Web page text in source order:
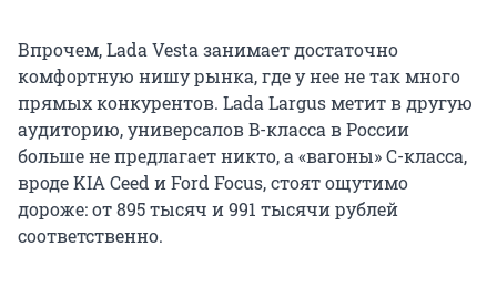
Впрочем, Lada Vesta занимает достаточно
комфортную нишу рынка, где у нее не так много
прямых конкурентов. Lada Largus метит в другую
аудиторию, универсалов B-класса в России
больше не предлагает никто, а «вагоны» С-класса,
вроде KIA Ceed и Ford Focus, стоят ощутимо
дороже: от 895 тысяч и 991 тысячи рублей
соответственно.